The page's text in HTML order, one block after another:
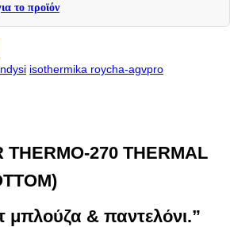
το προϊόν
isothermika roycha-agvpro
THERMO-270 THERMAL
μπλούζα & παντελόνι.”